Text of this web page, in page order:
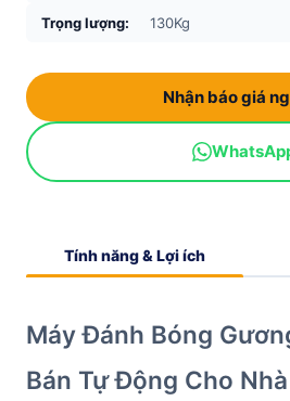
Trọng lượng: 130Kg
Nhận báo giá
Tính năng & Lợi ích
Máy Đánh Bóng
Bán Tự Động Cho